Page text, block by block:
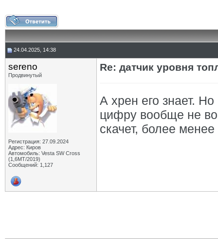
24.04.2025, 14:38
sereno
Продвинутый
Регистрация: 27.09.2024
Адрес: Киров
Автомобиль: Vesta SW Cross
(1,6МТ/2019)
Сообщений: 1,127
Re: датчик уровня
А хрен его знает.
цифру вообще не
скачет, более